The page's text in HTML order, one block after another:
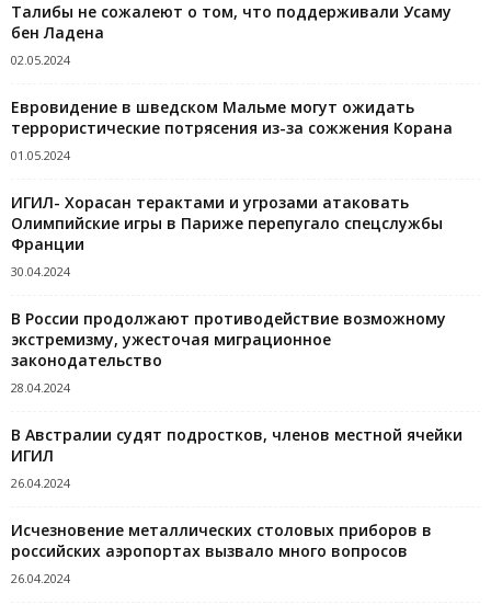
Талибы не сожалеют о том, что поддерживали Усаму
бен Ладена
02.05.2024
Евровидение в шведском Мальме могут ожидать
террористические потрясения из-за сожжения Корана
01.05.2024
ИГИЛ- Хорасан терактами и угрозами атаковать
Олимпийские игры в Париже перепугало спецслужбы
Франции
30.04.2024
В России продолжают противодействие возможному
экстремизму, ужесточая миграционное
законодательство
28.04.2024
В Австралии судят подростков, членов местной ячейки
ИГИЛ
26.04.2024
Исчезновение металлических столовых приборов в
российских аэропортах вызвало много вопросов
26.04.2024